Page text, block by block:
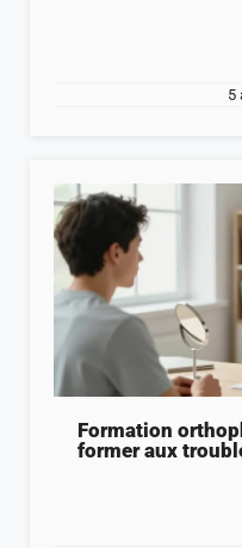
5
Formation
former aux